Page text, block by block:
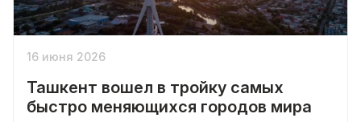
16 июня 2026
Ташкент вошел в тройку самых
быстро меняющихся городов мира